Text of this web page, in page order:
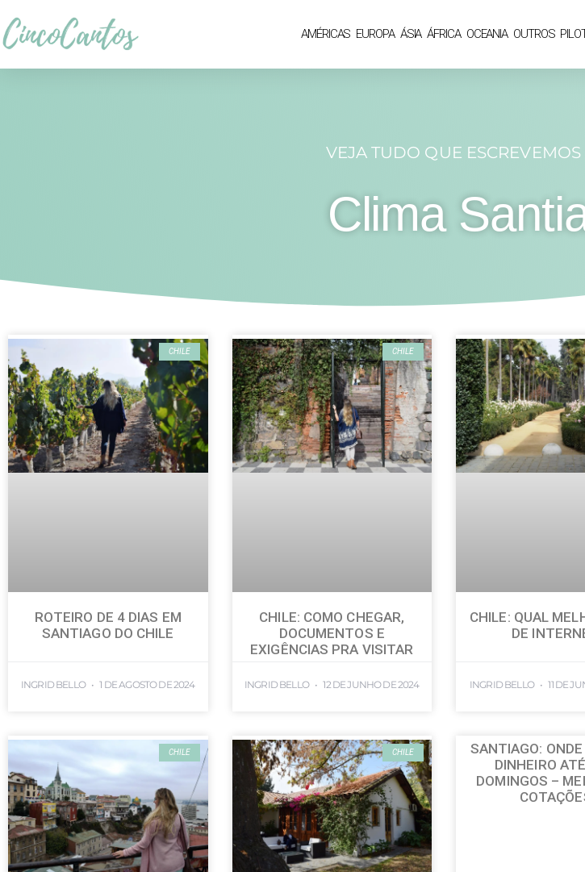
AMÉRICAS EUROPA ÁSIA ÁFRICA OCEANIA OUTROS
VEJA TUDO QUE ESCREVEMOS
Clima
CHILE
ROTEIRO DE 4 DIAS EM
SANTIAGO DO CHILE
INGRID BELLO 1 DE AGOSTO DE 2024
CHILE
CHILE: COMO CHEGAR,
DOCUMENTOS E
EXIGÊNCIAS PRA VISITAR
INGRID BELLO 12 DE JUNHO DE 2024
CHILE: QUAL
DE
INGRID BELLO 11 DE
CHILE CHILE
SANTIAGO:
DINHEIRO
DOMINGOS –